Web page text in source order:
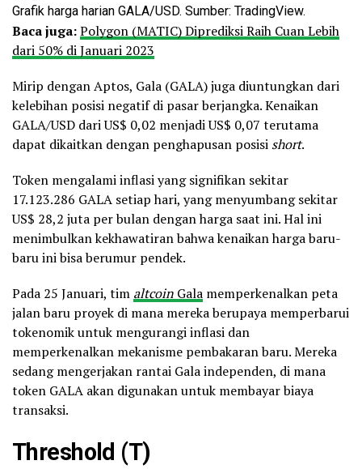
Grafik harga harian GALA/USD. Sumber: TradingView.
Baca juga:Polygon (MATIC) Diprediksi Raih Cuan Lebih
dari 50% di Januari 2023
Mirip dengan Aptos, Gala (GALA) juga diuntungkan dari
kelebihan posisi negatif di pasar berjangka. Kenaikan
GALA/USD dari US$ 0,02 menjadi US$ 0,07 terutama
dapat dikaitkan dengan penghapusan posisi short.
Token mengalami inflasi yang signifikan sekitar
17.123.286 GALA setiap hari, yang menyumbang sekitar
US$ 28,2 juta per bulan dengan harga saat ini. Hal ini
menimbulkan kekhawatiran bahwa kenaikan harga baru-
baru ini bisa berumur pendek.
Pada 25 Januari, tim altcoin Gala memperkenalkan peta
jalan baru proyek di mana mereka berupaya memperbarui
tokenomik untuk mengurangi inflasi dan
memperkenalkan mekanisme pembakaran baru. Mereka
sedang mengerjakan rantai Gala independen, di mana
token GALA akan digunakan untuk membayar biaya
transaksi.
Threshold (T)